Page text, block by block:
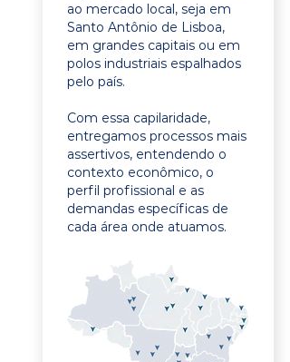
ao mercado local, seja em
Santo Antônio de Lisboa,
em grandes capitais ou em
polos industriais espalhados
pelo país.
Com essa capilaridade,
entregamos processos mais
assertivos, entendendo o
contexto econômico, o
perfil profissional e as
demandas específicas de
cada área onde atuamos.